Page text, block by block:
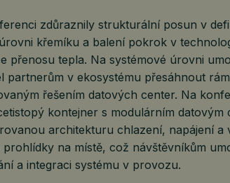
zdůraznily strukturální posun v
křemíku a balení pokrok v
přenosu tepla. Na systémové úrovni
partnerům v ekosystému přesáhnout
řešením datových center. Na
kontejner s modulárním
architekturu chlazení, napájení
na místě, což návštěvníkům
a integraci systému v provozu.